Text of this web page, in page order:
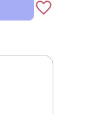
Lägg till i